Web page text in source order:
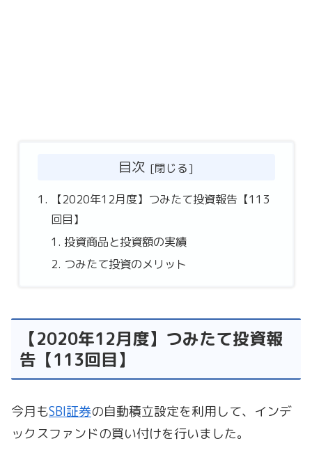
目次
【2020年12月度】つみたて投資報告【113
回目】
投資商品と投資額の実績
つみたて投資のメリット
【2020年12月度】つみたて投資報
告【113回目】
今月もSBI証券の自動積立設定を利用して、インデ
ックスファンドの買い付けを行いました。